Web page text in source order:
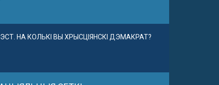
НА КОЛЬКІ ВЫ ХРЫСЦІЯНСКІ ДЭМАКРАТ?